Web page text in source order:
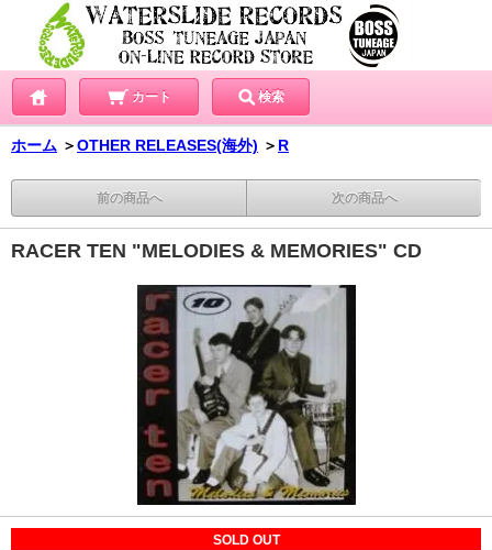
カート 検索
ホーム ＞OTHER RELEASES(海外) ＞ R
前の商品へ 次の商品へ
RACER TEN "MELODIES & MEMORIES" CD
SOLD OUT